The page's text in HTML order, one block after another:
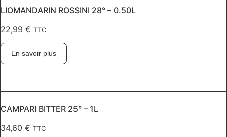
LIOMANDARIN ROSSINI 28° – 0.50L
22,99 € TTC
En savoir plus
CAMPARI BITTER 25° – 1L
34,60 € TTC